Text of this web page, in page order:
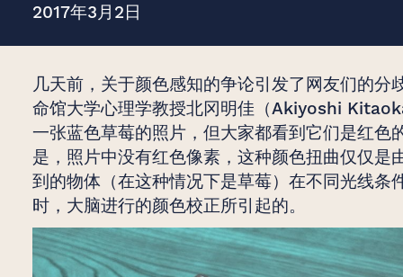
2017年3月2日
几天前，关于颜色感知的争论引发了网友们的分
命馆大学心理学教授北冈明佳（Akiyoshi
一张蓝色草莓的照片，但大家都看到它们是红色
是，照片中没有红色像素，这种颜色扭曲仅仅是
到的物体（在这种情况下是草莓）在不同光线条
时，大脑进行的颜色校正所引起的。